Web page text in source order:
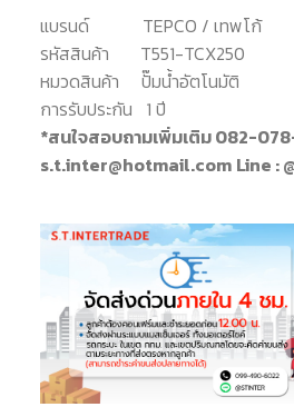
แบรนด์ TEPCO / เทพโก้
รหัสสินค้า T551-TCX250
หมวดสินค้า ปั๊มน้ำอัตโนมัติ
การรับประกัน 1 ปี
*สนใจสอบถามเพิ่มเติม 082-
s.t.inter@hotmail.com Line :